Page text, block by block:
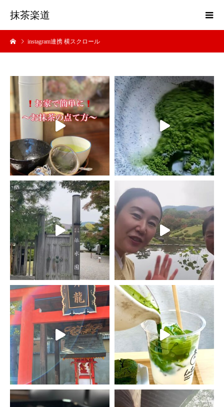
抹茶楽道
instagram連携 横スクロール